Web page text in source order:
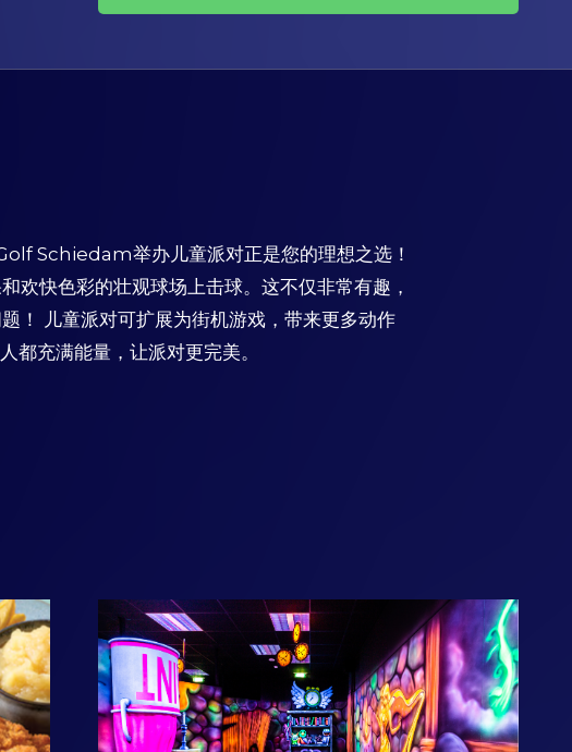
Schiedam举办儿童派对正是您的理想之选！
欢快色彩的壮观球场上击球。这不仅非常有趣，
！ 儿童派对可扩展为街机游戏，带来更多动作
充满能量，让派对更完美。